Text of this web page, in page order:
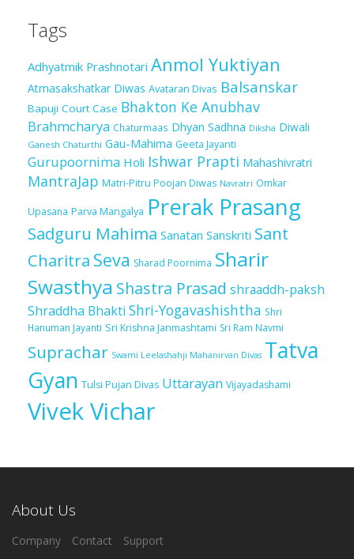
Tags
Adhyatmik Prashnotari Anmol Yuktiyan
Atmasakshatkar Diwas Avataran Divas Balsanskar
Bapuji Court Case Bhakton Ke Anubhav
Brahmcharya Chaturmaas Dhyan Sadhna Diksha Diwali
Ganesh Chaturthi Gau-Mahima Geeta Jayanti
Gurupoornima Holi Ishwar Prapti Mahashivratri
MantraJap Matri-Pitru Poojan Diwas Navratri Omkar
Upasana Parva Mangalya Prerak Prasang
Sadguru Mahima Sanatan Sanskriti Sant
Charitra Seva Sharad Poornima Sharir
Swasthya Shastra Prasad shraaddh-paksh
Shraddha Bhakti Shri-Yogavashishtha Shri
Hanuman Jayanti Sri Krishna Janmashtami Sri Ram Navmi
Suprachar Swami Leelashahji Mahanirvan Divas Tatva
Gyan Tulsi Pujan Divas Uttarayan Vijayadashami
Vivek Vichar
About Us
Company Contact Support